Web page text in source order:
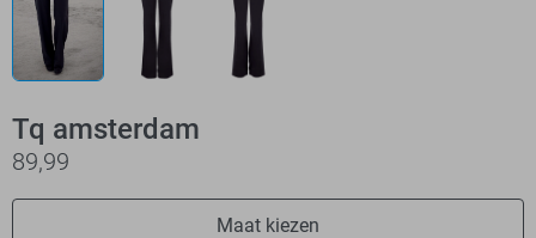
Tq amsterdam
89,99
Maat kiezen